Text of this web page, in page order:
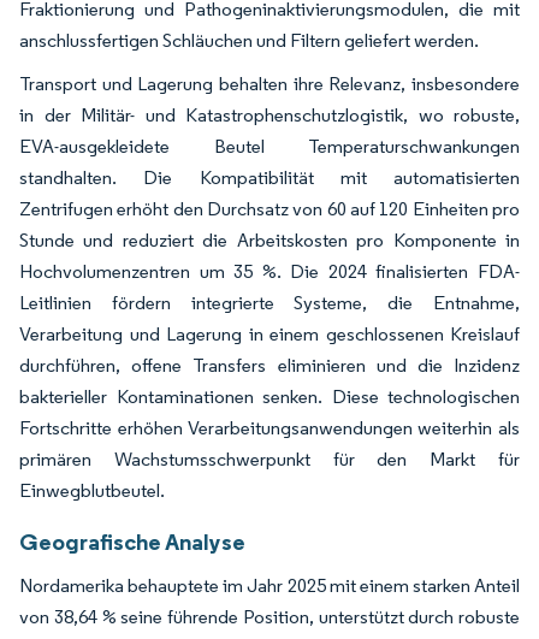
Fraktionierung und Pathogeninaktivierungsmodulen, die mit
anschlussfertigen Schläuchen und Filtern geliefert werden.
Transport und Lagerung behalten ihre Relevanz, insbesondere
in der Militär- und Katastrophenschutzlogistik, wo robuste,
EVA-ausgekleidete Beutel Temperaturschwankungen
standhalten. Die Kompatibilität mit automatisierten
Zentrifugen erhöht den Durchsatz von 60 auf 120 Einheiten pro
Stunde und reduziert die Arbeitskosten pro Komponente in
Hochvolumenzentren um 35 %. Die 2024 finalisierten FDA-
Leitlinien fördern integrierte Systeme, die Entnahme,
Verarbeitung und Lagerung in einem geschlossenen Kreislauf
durchführen, offene Transfers eliminieren und die Inzidenz
bakterieller Kontaminationen senken. Diese technologischen
Fortschritte erhöhen Verarbeitungsanwendungen weiterhin als
primären Wachstumsschwerpunkt für den Markt für
Einwegblutbeutel.
Geografische Analyse
Nordamerika behauptete im Jahr 2025 mit einem starken Anteil
von 38,64 % seine führende Position, unterstützt durch robuste